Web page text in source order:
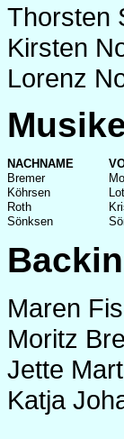
Thorsten
Kirsten
Lorenz
NACHNAME
Bremer
Köhrsen
Roth
Sönksen
Maren
Moritz
Jette
Katja